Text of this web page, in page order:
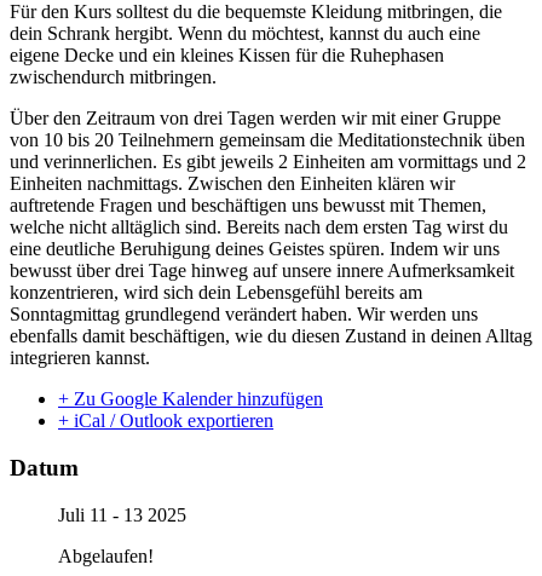
Für den Kurs solltest du die bequemste Kleidung mitbringen, die
dein Schrank hergibt. Wenn du möchtest, kannst du auch eine
eigene Decke und ein kleines Kissen für die Ruhephasen
zwischendurch mitbringen.
Über den Zeitraum von drei Tagen werden wir mit einer Gruppe
von 10 bis 20 Teilnehmern gemeinsam die Meditationstechnik üben
und verinnerlichen. Es gibt jeweils 2 Einheiten am vormittags und 2
Einheiten nachmittags. Zwischen den Einheiten klären wir
auftretende Fragen und beschäftigen uns bewusst mit Themen,
welche nicht alltäglich sind. Bereits nach dem ersten Tag wirst du
eine deutliche Beruhigung deines Geistes spüren. Indem wir uns
bewusst über drei Tage hinweg auf unsere innere Aufmerksamkeit
konzentrieren, wird sich dein Lebensgefühl bereits am
Sonntagmittag grundlegend verändert haben. Wir werden uns
ebenfalls damit beschäftigen, wie du diesen Zustand in deinen Alltag
integrieren kannst.
+ Zu Google Kalender hinzufügen
+ iCal / Outlook exportieren
Datum
Juli 11 - 13 2025
Abgelaufen!